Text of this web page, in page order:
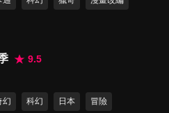
分鐘
長怎麼可能會約會
9.5
幻 科幻 日本 冒險